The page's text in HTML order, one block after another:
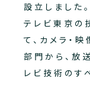
設立しました。
テレビ東京の
て、カメラ・
部門から、放
レビ技術のす